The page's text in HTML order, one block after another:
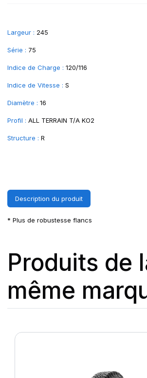
Largeur : 245
Série : 75
Indice de Charge : 120/116
Indice de Vitesse : S
Diamètre : 16
Profil : ALL TERRAIN T/A KO2
Structure : R
Description du produit
* Plus de robustesse flancs
Produits de
même